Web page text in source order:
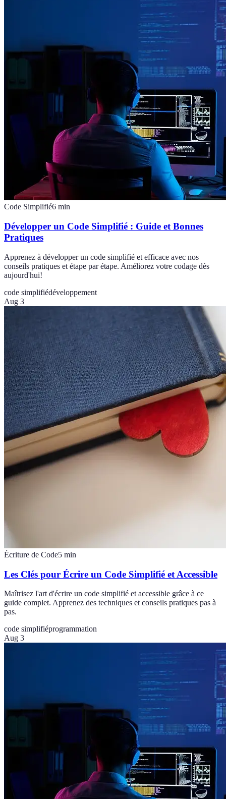
Code Simplifié6 min
Développer un Code Simplifié : Guide et Bonnes
Pratiques
Apprenez à développer un code simplifié et efficace avec nos
conseils pratiques et étape par étape. Améliorez votre codage dès
aujourd'hui!
code simplifiédéveloppement
Aug 3
Écriture de Code5 min
Les Clés pour Écrire un Code Simplifié et Accessible
Maîtrisez l'art d'écrire un code simplifié et accessible grâce à ce
guide complet. Apprenez des techniques et conseils pratiques pas à
pas.
code simplifiéprogrammation
Aug 3